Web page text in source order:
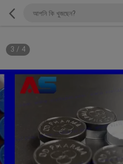
3 / 4